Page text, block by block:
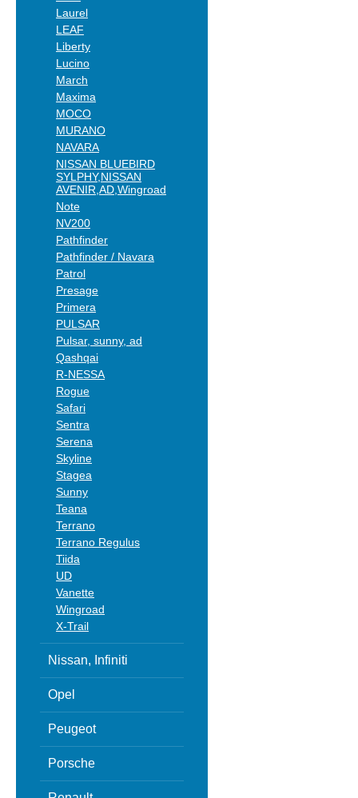
Laurel
LEAF
Liberty
Lucino
March
Maxima
MOCO
MURANO
NAVARA
NISSAN BLUEBIRD
SYLPHY,NISSAN
AVENIR,AD,Wingroad
Note
NV200
Pathfinder
Pathfinder / Navara
Patrol
Presage
Primera
PULSAR
Pulsar, sunny, ad
Qashqai
R-NESSA
Rogue
Safari
Sentra
Serena
Skyline
Stagea
Sunny
Teana
Terrano
Terrano Regulus
Tiida
UD
Vanette
Wingroad
X-Trail
Nissan, Infiniti
Opel
Peugeot
Porsche